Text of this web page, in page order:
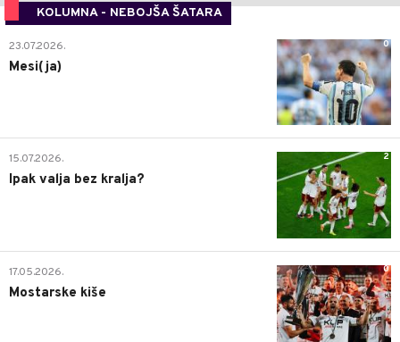
KOLUMNA - NEBOJŠA ŠATARA
0
23.07.2026.
Mesi(ja)
2
15.07.2026.
Ipak valja bez kralja?
0
17.05.2026.
Mostarske kiše